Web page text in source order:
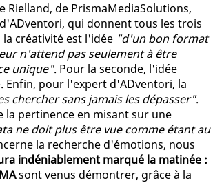
Rielland, de PrismaMediaSolutions,
qui donnent tous les trois
créativité est l'idée "d'un bon format
n'attend pas seulement à être
unique". Pour la seconde, l'idée
Enfin, pour l'expert d'ADventori, la
chercher sans jamais les dépasser".
la pertinence en misant sur une
ne doit plus être vue comme étant au
la recherche d'émotions, nous
indéniablement marqué la matinée :
sont venus démontrer, grâce à la